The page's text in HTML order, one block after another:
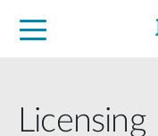
Licensing